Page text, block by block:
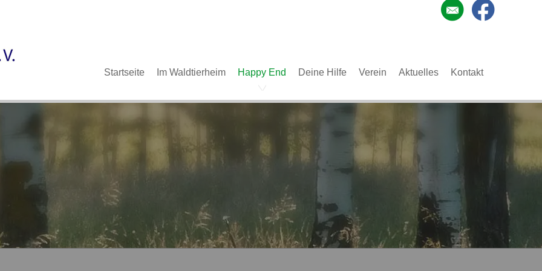
Navigation
überspringen
Startseite Im Waldtierheim Happy End Deine Hilfe Verein Aktuelles Kontakt